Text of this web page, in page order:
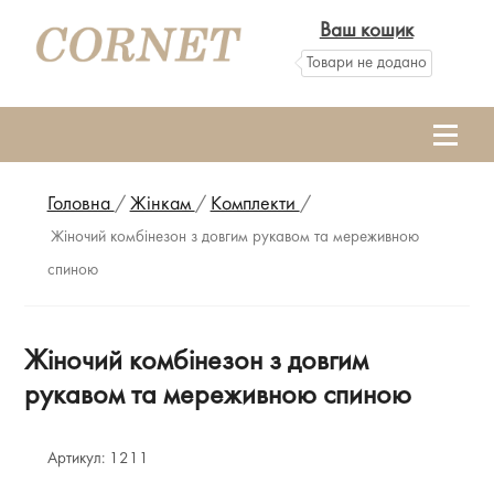
Ваш кошик
Товари не додано
Головна / Жінкам / Комплекти /
Жіночий комбінезон з довгим рукавом та мереживною
спиною
Жіночий комбінезон з довгим
рукавом та мереживною спиною
Артикул: 1211